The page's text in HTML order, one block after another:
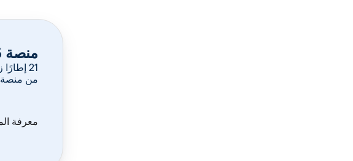
منصة MT5 متاحة الآن
من منصة MT4.